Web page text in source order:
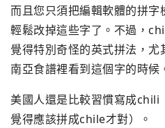
而且您只須把編輯軟體的拼
輕鬆改掉這些字了。不過，
覺得特別奇怪的英式拼法，
南亞食譜裡看到這個字的時候
美國人還是比較習慣寫成chili
覺得應該拼成chile才對）。